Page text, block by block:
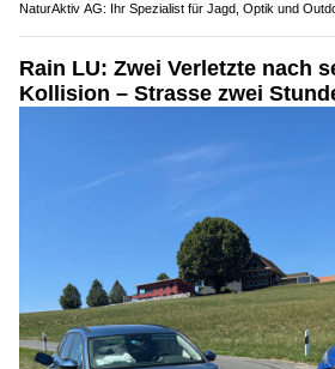
NaturAktiv AG: Ihr Spezialist für Jagd, Optik und
Rain LU: Zwei Verletzte nach
Kollision – Strasse zwei